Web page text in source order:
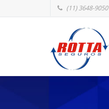
(11) 3648-9050